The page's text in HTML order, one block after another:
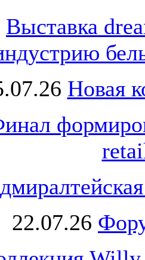
Выставка
Новая
22.07.26